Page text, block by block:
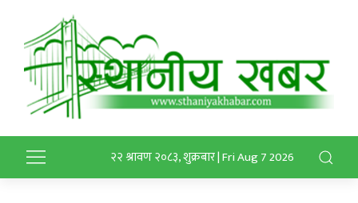
२२ श्रावण २०८३, शुक्रबार | Fri Aug 7 2026